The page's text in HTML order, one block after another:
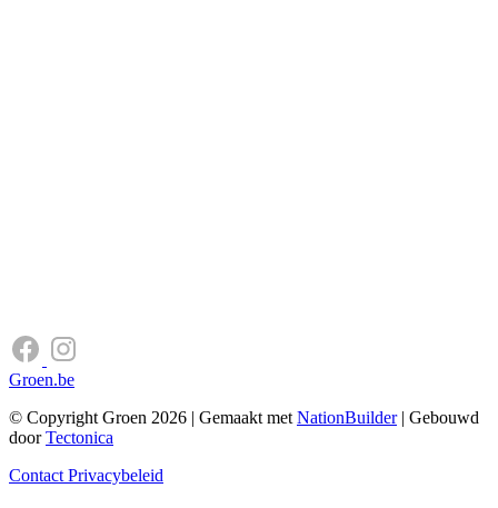
Groen.be
© Copyright Groen 2026 | Gemaakt met NationBuilder| Gebouwd
doorTectonica
Contact Privacybeleid